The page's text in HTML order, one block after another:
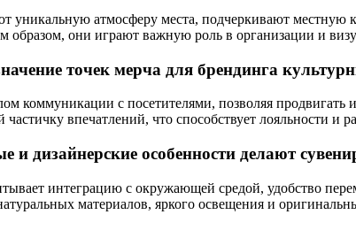
уникальную атмосферу места, подчеркивают
образом, они играют важную роль в организации и
точек мерча для брендинга
коммуникации с посетителями, позволяя
частичку впечатлений, что способствует лояльности
и дизайнерские особенности делают
интеграцию с окружающей средой, удобство
материалов, яркого освещения и